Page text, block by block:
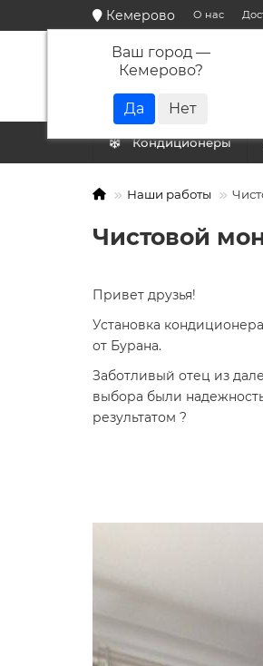
Кемерово
Ваш город —
Кемерово?
О нас
КАТАЛОГ
Кондиционеры
Наши работы
Чистовой
Привет друзья!
Установка
от Бурана.
Заботливый отец из
выбора были
результатом ?